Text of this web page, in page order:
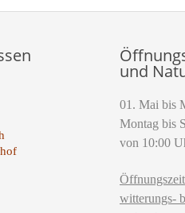
und
01. Mai bis
Montag bis
von 10:00
witterungs-